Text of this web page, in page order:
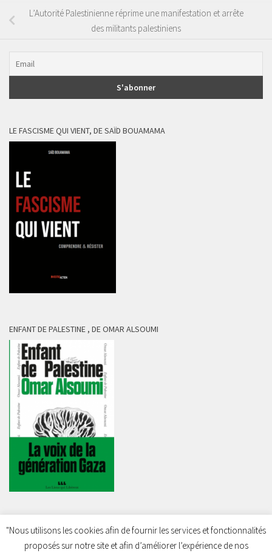
L’Autorité Palestinienne réprime une manifestation et arrête
des militants palestiniens
LE FASCISME QUI VIENT, DE SAÏD BOUAMAMA
ENFANT DE PALESTINE , DE OMAR ALSOUMI
"Nous utilisons les cookies afin de fournir les services et fonctionnalités
proposés sur notre site et afin d’améliorer l’expérience de nos